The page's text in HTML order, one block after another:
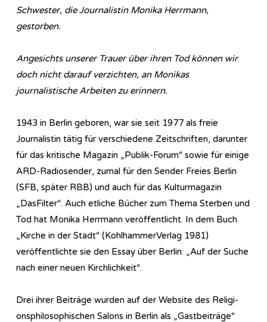
Schwester, die Journalistin Monika Herrmann,
gestorben.
Angesichts unserer Trauer über ihren Tod können wir
doch nicht darauf verzichten, an Monikas
journalistische Arbeiten zu erinnern.
1943 in Berlin geboren, war sie seit 1977 als freie
Journalistin tätig für verschiedene Zeitschriften, darunter
für das kritische Magazin „Publik-Forum“ sowie für einige
ARD-Radiosender, zumal für den Sender Freies Berlin
(SFB, später RBB) und auch für das Kulturmagazin
„DasFilter“. Auch etliche Bücher zum Thema Sterben und
Tod hat Monika Herrmann veröffentlicht. In dem Buch
„Kirche in der Stadt“ (KohlhammerVerlag 1981)
veröffentlichte sie den Essay über Berlin: „Auf der Suche
nach einer neuen Kirchlichkeit“.
Drei ihrer Beiträge wurden auf der Website des Re­li­gi­
ons­phi­lo­so­phi­sch­en Salons in Berlin als „Gastbeiträge“